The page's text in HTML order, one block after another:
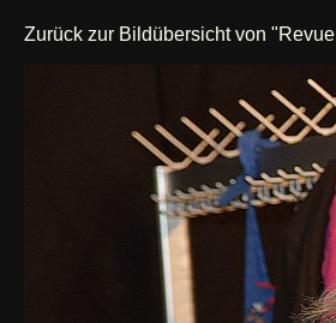
Zurück zur Bildübersicht von